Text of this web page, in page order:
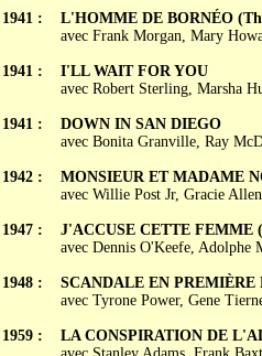
1941 :
1941 :
1941 :
1942 :
1947 :
1948 :
1959 :
L'HOMME DE BORNÉO
avec Frank Morgan, Mary
I'LL WAIT FOR YOU
avec Robert Sterling, Marsha
DOWN IN SAN DIEGO
avec Bonita Granville, Ray
MONSIEUR ET MADAME
avec Willie Post Jr, Gracie
J'ACCUSE CETTE FEMME
avec Dennis O'Keefe, Adolphe
SCANDALE EN PREMIÈRE
avec Tyrone Power, Gene
LA CONSPIRATION DE